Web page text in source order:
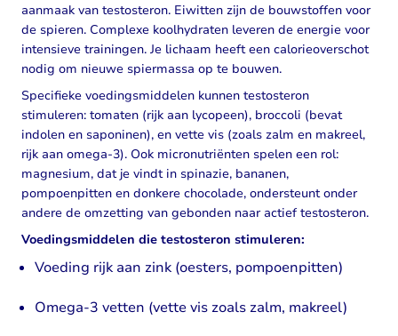
aanmaak van testosteron. Eiwitten zijn de bouwstoffen voor
de spieren. Complexe koolhydraten leveren de energie voor
intensieve trainingen. Je lichaam heeft een calorieoverschot
nodig om nieuwe spiermassa op te bouwen.
Specifieke voedingsmiddelen kunnen testosteron
stimuleren: tomaten (rijk aan lycopeen), broccoli (bevat
indolen en saponinen), en vette vis (zoals zalm en makreel,
rijk aan omega-3). Ook micronutriënten spelen een rol:
magnesium, dat je vindt in spinazie, bananen,
pompoenpitten en donkere chocolade, ondersteunt onder
andere de omzetting van gebonden naar actief testosteron.
Voedingsmiddelen die testosteron stimuleren:
Voeding rijk aan zink (oesters, pompoenpitten)
Omega‑3 vetten (vette vis zoals zalm, makreel)